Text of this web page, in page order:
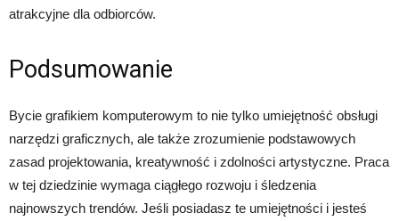
atrakcyjne dla odbiorców.
Podsumowanie
Bycie grafikiem komputerowym to nie tylko umiejętność obsługi
narzędzi graficznych, ale także zrozumienie podstawowych
zasad projektowania, kreatywność i zdolności artystyczne. Praca
w tej dziedzinie wymaga ciągłego rozwoju i śledzenia
najnowszych trendów. Jeśli posiadasz te umiejętności i jesteś